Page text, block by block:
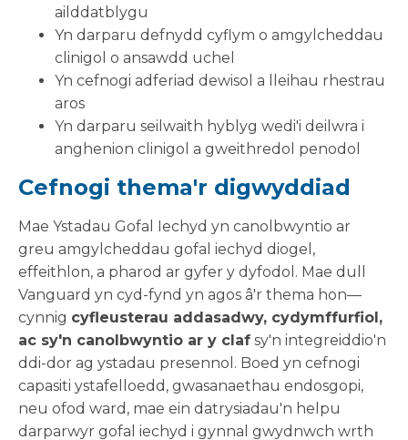
ailddatblygu
Yn darparu defnydd cyflym o amgylcheddau
clinigol o ansawdd uchel
Yn cefnogi adferiad dewisol a lleihau rhestrau
aros
Yn darparu seilwaith hyblyg wedi'i deilwra i
anghenion clinigol a gweithredol penodol
Cefnogi thema'r digwyddiad
Mae Ystadau Gofal Iechyd yn canolbwyntio ar
greu amgylcheddau gofal iechyd diogel,
effeithlon, a pharod ar gyfer y dyfodol. Mae dull
Vanguard yn cyd-fynd yn agos â'r thema hon—
cynnig cyfleusterau addasadwy, cydymffurfiol,
ac sy'n canolbwyntio ar y claf sy'n integreiddio'n
ddi-dor ag ystadau presennol. Boed yn cefnogi
capasiti ystafelloedd, gwasanaethau endosgopi,
neu ofod ward, mae ein datrysiadau'n helpu
darparwyr gofal iechyd i gynnal gwydnwch wrth